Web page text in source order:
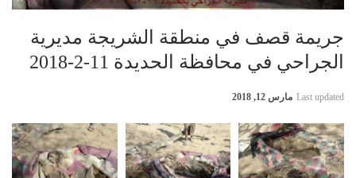
جريمة قصف في منطقة الشريجة مديرية
الجراحي في محافظة الحديدة 11-2-2018
Last updated مارس 12, 2018